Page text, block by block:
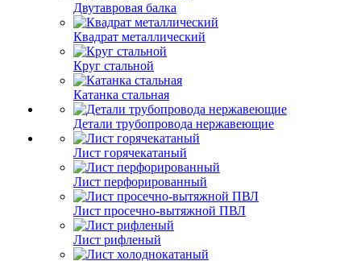
Двутавровая балка
Квадрат металлический
Круг стальной
Катанка стальная
Детали трубопровода нержавеющие
Лист горячекатаный
Лист перфорированный
Лист просечно-вытяжной ПВЛ
Лист рифленый